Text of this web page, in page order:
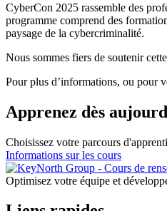
CyberCon 2025 rassemble des
programme comprend des
paysage de la cybercriminalité.
Nous sommes fiers de soutenir
Pour plus d’informations, ou pour
Apprenez dès
Choisissez votre parcours
Informations sur les cours
Optimisez votre équipe et